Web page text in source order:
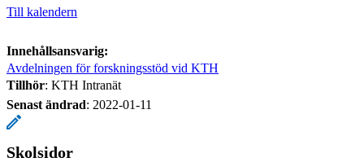
Till kalendern
Innehållsansvarig:
Avdelningen för forskningsstöd vid KTH
Tillhör: KTH Intranät
Senast ändrad: 2022-01-11
Skolsidor